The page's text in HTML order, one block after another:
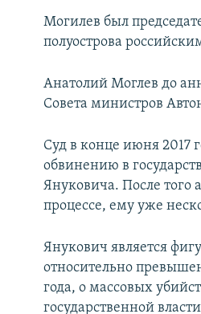
Могилев был
полуострова
Анатолий Моглев до
Совета министров
Суд в конце июня 2017
обвинению в
Януковича. После того
процессе, ему уже
Янукович является
относительно
года, о массовых
государственной